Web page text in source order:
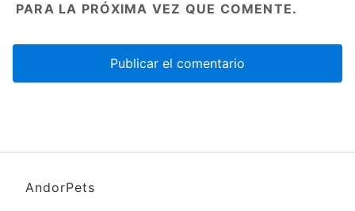
PARA LA PRÓXIMA VEZ QUE COMENTE.
AndorPets